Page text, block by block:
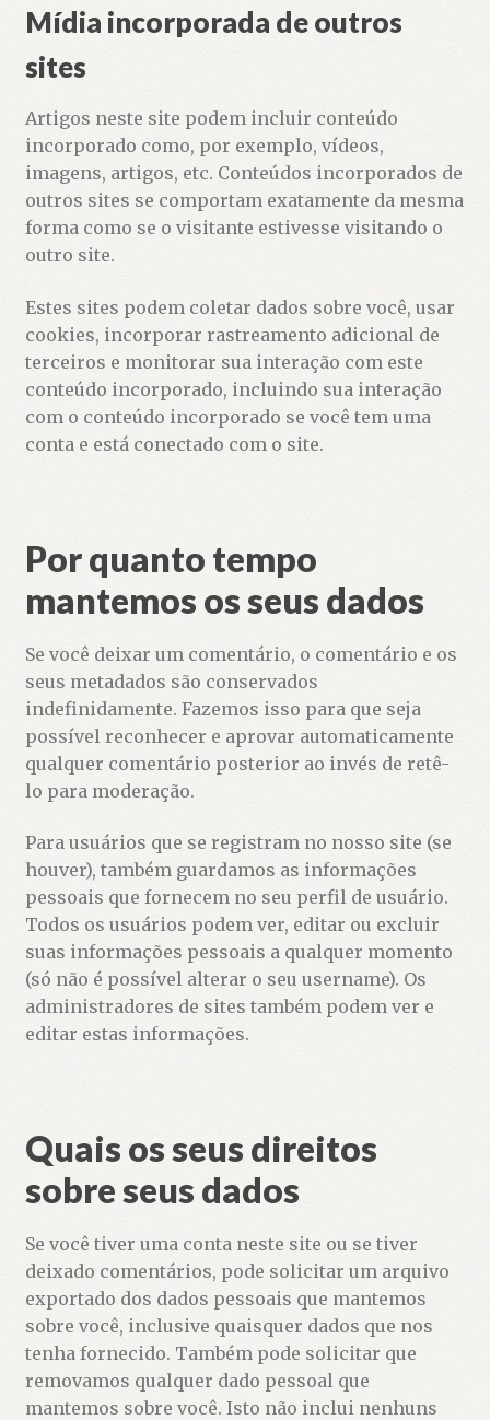
Mídia incorporada de outros
sites
Artigos neste site podem incluir conteúdo
incorporado como, por exemplo, vídeos,
imagens, artigos, etc. Conteúdos incorporados de
outros sites se comportam exatamente da mesma
forma como se o visitante estivesse visitando o
outro site.
Estes sites podem coletar dados sobre você, usar
cookies, incorporar rastreamento adicional de
terceiros e monitorar sua interação com este
conteúdo incorporado, incluindo sua interação
com o conteúdo incorporado se você tem uma
conta e está conectado com o site.
Por quanto tempo
mantemos os seus dados
Se você deixar um comentário, o comentário e os
seus metadados são conservados
indefinidamente. Fazemos isso para que seja
possível reconhecer e aprovar automaticamente
qualquer comentário posterior ao invés de retê-
lo para moderação.
Para usuários que se registram no nosso site (se
houver), também guardamos as informações
pessoais que fornecem no seu perfil de usuário.
Todos os usuários podem ver, editar ou excluir
suas informações pessoais a qualquer momento
(só não é possível alterar o seu username). Os
administradores de sites também podem ver e
editar estas informações.
Quais os seus direitos
sobre seus dados
Se você tiver uma conta neste site ou se tiver
deixado comentários, pode solicitar um arquivo
exportado dos dados pessoais que mantemos
sobre você, inclusive quaisquer dados que nos
tenha fornecido. Também pode solicitar que
removamos qualquer dado pessoal que
mantemos sobre você. Isto não inclui nenhuns